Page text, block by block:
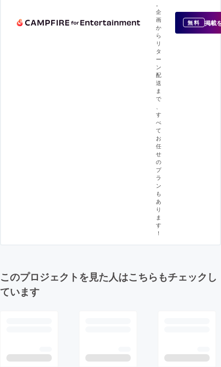
企
画
か
ら
リ
タ
ー
ン
配
送
ま
で
す
べ
て
お
任
せ
の
プ
ラ
ン
も
あ
り
ま
す
！
無料 掲載
このプロジェクトを見た人はこちらもチェックし
ています